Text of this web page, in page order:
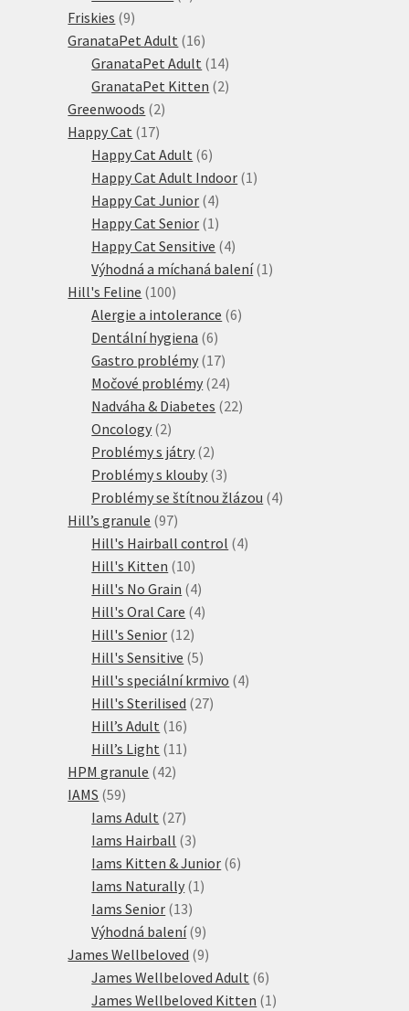
Friskies 99
produktů
GranataPet Adult 1616
produktů
GranataPet Adult 1414
produktů
GranataPet Kitten 22
Greenwoods 22
Happy Cat 1717
produktů
Happy Cat Adult 66
produktů
Happy Cat Adult Indoor 1 1
Happy Cat Junior 44
produkty
Happy Cat Senior 1 1
produkt
Happy Cat Sensitive 44
produkty
Výhodná a míchaná balení 1 1
Hill's Feline 100100
produktů
Alergie a intolerance 66
Dentální hygiena 66
produktů
Gastro problémy 1717
produktů
Močové problémy 2424
produktů
Nadváha & Diabetes 2222
Oncology 22
produkty
Problémy s játry 22
produkty
Problémy s klouby 33
produkty
Problémy se štítnou žlázou 44
Hill’s granule 9797
produktů
Hill's Hairball control 44
Hill's Kitten 1010
produktů
Hill's No Grain 44
produkty
Hill's Oral Care 44
Hill's Senior 1212
produktů
Hill's Sensitive 55
produktů
Hill's speciální krmivo 44
Hill's Sterilised 2727
Hill’s Adult 1616
produktů
Hill’s Light 11 11
HPM granule 4242
IAMS 5959
produktů
Iams Adult 2727
produktů
Iams Hairball 33
produkty
Iams Kitten & Junior 66
Iams Naturally 1 1
Iams Senior 1313
produktů
Výhodná balení 99
produktů
James Wellbeloved 99
produktů
James Wellbeloved Adult 66
produktů
James Wellbeloved Kitten 1 1